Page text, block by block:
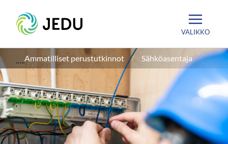
sisältöön
Etusivu
VALIKKO
Ammatilliset perustutkinnot Sähköasentaja